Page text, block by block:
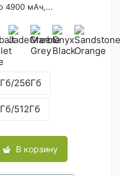
4900 мАч,...
256Гб
512Гб
В корзину